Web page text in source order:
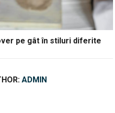
pe gât în stiluri diferite
ADMIN